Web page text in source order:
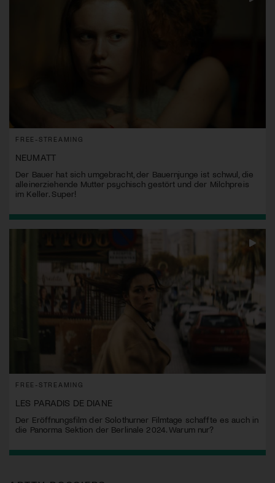
FREE-STREAMING
NEUMATT
Der Bauer hat sich umgebracht, der Bauernjunge ist schwul, die
alleinerziehende Mutter psychisch gestört und der Milchpreis
im Keller. Super!
FREE-STREAMING
LES PARADIS DE DIANE
Der Eröffnungsfilm der Solothurner Filmtage schaffte es auch in
die Panorma Sektion der Berlinale 2024. Warum nur?